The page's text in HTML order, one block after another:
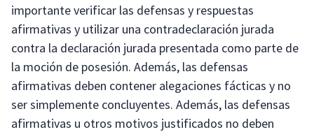
importante verificar las defensas y respuestas
afirmativas y utilizar una contradeclaración jurada
contra la declaración jurada presentada como parte de
la moción de posesión. Además, las defensas
afirmativas deben contener alegaciones fácticas y no
ser simplemente concluyentes. Además, las defensas
afirmativas u otros motivos justificados no deben